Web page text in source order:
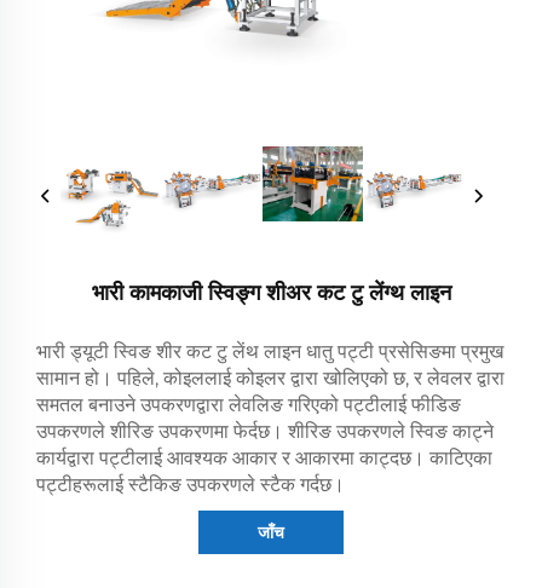
भारी कामकाजी स्विङ्ग शीअर कट टु लेंग्थ लाइन
भारी ड्यूटी स्विङ शीर कट टु लेंथ लाइन धातु पट्टी प्रसेसिङमा प्रमुख
सामान हो। पहिले, कोइललाई कोइलर द्वारा खोलिएको छ, र लेवलर द्वारा
समतल बनाउने उपकरणद्वारा लेवलिङ गरिएको पट्टीलाई फीडिङ
उपकरणले शीरिङ उपकरणमा फेर्दछ। शीरिङ उपकरणले स्विङ काट्ने
कार्यद्वारा पट्टीलाई आवश्यक आकार र आकारमा काट्दछ। काटिएका
पट्टीहरूलाई स्टैकिङ उपकरणले स्टैक गर्दछ।
जाँच